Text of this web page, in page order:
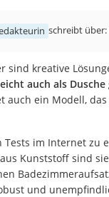
Akku-
schreibt über:
sind kreative
auch als
auch ein Modell,
im Internet zu
Kunststoff sind sie
und